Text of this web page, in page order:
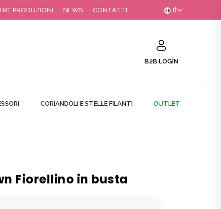
it
PRODUZIONI NEWS CONTATTI
B2B LOGIN
CORIANDOLI E STELLE FILANTI OUTLET
Fiorellino in busta